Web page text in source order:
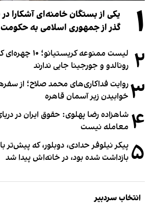
۱
یکی از بستگان خامنه‌ای آشکارا
گذر از جمهوری اسلامی به
۲
لیست ممنوعه
رونالدو و جورجینا جایی ندارند
۳ خوابیدن زیر آسمان قاهره
۴ شاهزاده رضا پهلوی: حقوق ایران در
معامله نیست
۵ پیکر نیلوفر حدادی، دوبلور، که پیش‌تر
بازداشت شده بود، در خانه‌اش پیدا شد
انتخاب سردبیر